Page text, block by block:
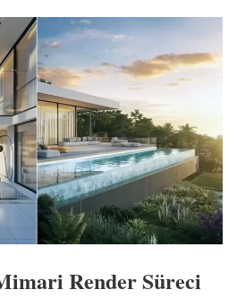
Render Süreci